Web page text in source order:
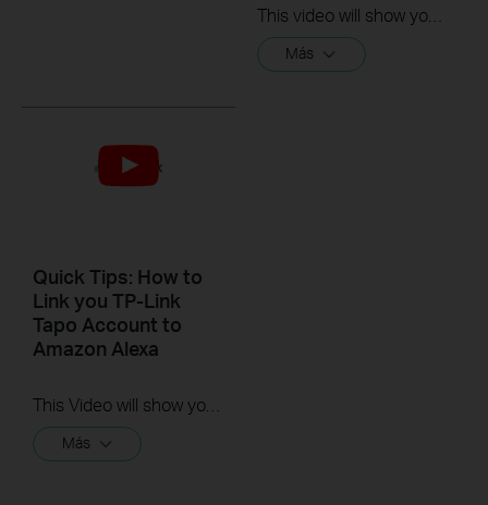
This video will show you how to link your TP-Link Tapo account to Google Assistant
Más
Quick Tips: How to
Link you TP-Link
Tapo Account to
Amazon Alexa
Más